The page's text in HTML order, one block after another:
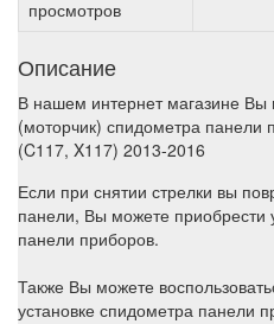
просмотров
Описание
В нашем интернет магазине Вы
(моторчик) спидометра панели
(C117, X117) 2013-2016
Если при снятии стрелки вы
панели, Вы можете приобрести
панели приборов.
Также Вы можете
установке спидометра панели